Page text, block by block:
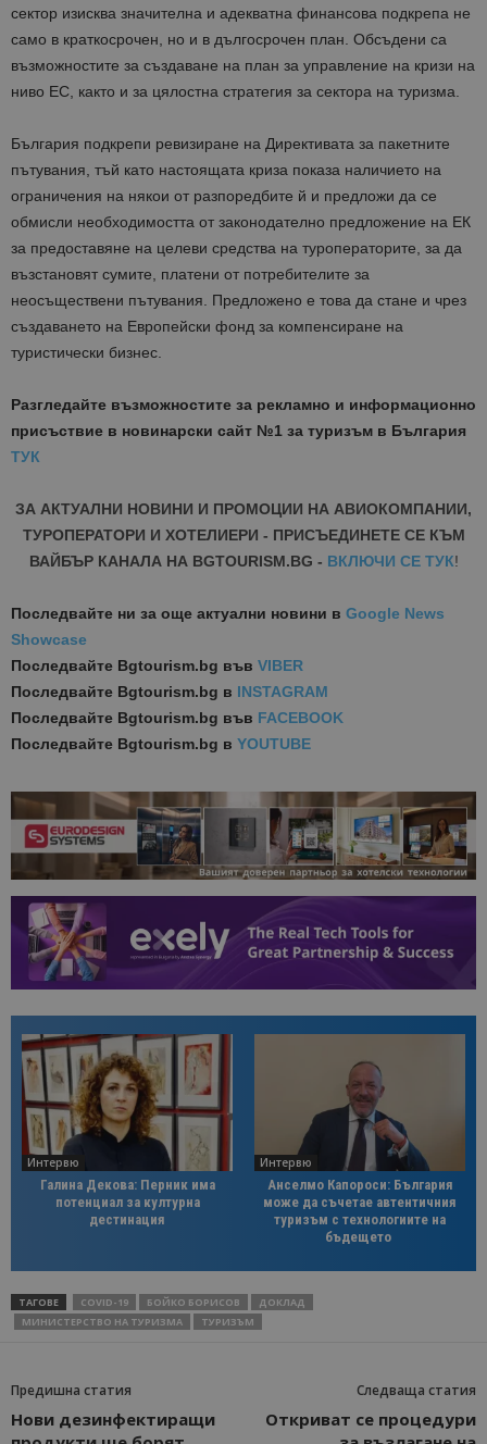
сектор изисква значителна и адекватна финансова подкрепа не
само в краткосрочен, но и в дългосрочен план. Обсъдени са
възможностите за създаване на план за управление на кризи на
ниво ЕС, както и за цялостна стратегия за сектора на туризма.
България подкрепи ревизиране на Директивата за пакетните
пътувания, тъй като настоящата криза показа наличието на
ограничения на някои от разпоредбите й и предложи да се
обмисли необходимостта от законодателно предложение на ЕК
за предоставяне на целеви средства на туроператорите, за да
възстановят сумите, платени от потребителите за
неосъществени пътувания. Предложено е това да стане и чрез
създаването на Европейски фонд за компенсиране на
туристически бизнес.
Разгледайте възможностите за рекламно и информационно
присъствие в новинарски сайт №1 за туризъм в България
ТУК
ЗА АКТУАЛНИ НОВИНИ И ПРОМОЦИИ НА АВИОКОМПАНИИ,
ТУРОПЕРАТОРИ И ХОТЕЛИЕРИ - ПРИСЪЕДИНЕТЕ СЕ КЪМ
ВАЙБЪР КАНАЛА НА BGTOURISM.BG - ВКЛЮЧИ СЕ ТУК!
Последвайте ни за още актуални новини в Google News
Showcase
Последвайте Bgtourism.bg във VIBER
Последвайте Bgtourism.bg в INSTAGRAM
Последвайте Bgtourism.bg във FACEBOOK
Последвайте Bgtourism.bg в YOUTUBE
Интервю
Галина Декова: Перник има
потенциал за културна
дестинация
Интервю
Анселмо Капороси: България
може да съчетае автентичния
туризъм с технологиите на
бъдещето
ТАГОВЕ COVID-19 БОЙКО БОРИСОВ
ДОКЛАД
МИНИСТЕРСТВО НА ТУРИЗМА
ТУРИЗЪМ
Предишна статия
Нови дезинфектиращи
Следваща статия
Откриват се процедури